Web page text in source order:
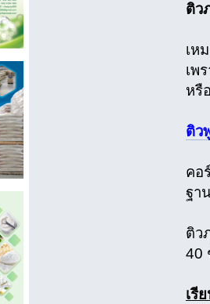
ติว
เห
เพ
หรื
ติว
คอ
ฐา
ติว
40
เรี